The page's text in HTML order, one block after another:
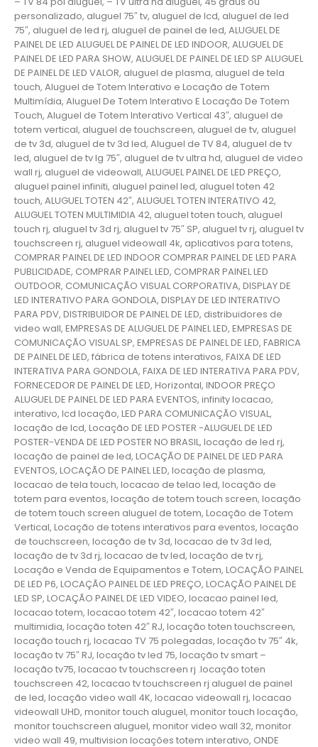
personalizado, aluguel 75″ tv, aluguel de lcd, aluguel de led
75″, aluguel de led rj, aluguel de painel de led, ALUGUEL DE
PAINEL DE LED ALUGUEL DE PAINEL DE LED INDOOR, ALUGUEL DE
PAINEL DE LED PARA SHOW, ALUGUEL DE PAINEL DE LED SP ALUGUEL
DE PAINEL DE LED VALOR, aluguel de plasma, aluguel de tela
touch, Aluguel de Totem Interativo e Locação de Totem
Multimídia, Aluguel De Totem Interativo E Locação De Totem
Touch, Aluguel de Totem Interativo Vertical 43″, aluguel de
totem vertical, aluguel de touchscreen, aluguel de tv, aluguel
de tv 3d, aluguel de tv 3d led, Aluguel de TV 84, aluguel de tv
led, aluguel de tv lg 75″, aluguel de tv ultra hd, aluguel de video
wall rj, aluguel de videowall, ALUGUEL PAINEL DE LED PREÇO,
aluguel painel infiniti, aluguel painel led, aluguel toten 42
touch, ALUGUEL TOTEN 42″, ALUGUEL TOTEN INTERATIVO 42,
ALUGUEL TOTEN MULTIMIDIA 42, aluguel toten touch, aluguel
touch rj, aluguel tv 3d rj, aluguel tv 75″ SP, aluguel tv rj, aluguel tv
touchscreen rj, aluguel videowall 4k, aplicativos para totens,
COMPRAR PAINEL DE LED INDOOR COMPRAR PAINEL DE LED PARA
PUBLICIDADE, COMPRAR PAINEL LED, COMPRAR PAINEL LED
OUTDOOR, COMUNICAÇÃO VISUAL CORPORATIVA, DISPLAY DE
LED INTERATIVO PARA GONDOLA, DISPLAY DE LED INTERATIVO
PARA PDV, DISTRIBUIDOR DE PAINEL DE LED, distribuidores de
video wall, EMPRESAS DE ALUGUEL DE PAINEL LED, EMPRESAS DE
COMUNICAÇÃO VISUAL SP, EMPRESAS DE PAINEL DE LED, FABRICA
DE PAINEL DE LED, fábrica de totens interativos, FAIXA DE LED
INTERATIVA PARA GONDOLA, FAIXA DE LED INTERATIVA PARA PDV,
FORNECEDOR DE PAINEL DE LED, Horizontal, INDOOR PREÇO
ALUGUEL DE PAINEL DE LED PARA EVENTOS, infinity locacao,
interativo, lcd locação, LED PARA COMUNICAÇÃO VISUAL,
locação de lcd, Locação DE LED POSTER -ALUGUEL DE LED
POSTER-VENDA DE LED POSTER NO BRASIL, locação de led rj,
locação de painel de led, LOCAÇÃO DE PAINEL DE LED PARA
EVENTOS, LOCAÇÃO DE PAINEL LED, locação de plasma,
locacao de tela touch, locacao de telao led, locação de
totem para eventos, locação de totem touch screen, locação
de totem touch screen aluguel de totem, Locação de Totem
Vertical, Locação de totens interativos para eventos, locação
de touchscreen, locação de tv 3d, locacao de tv 3d led,
locação de tv 3d rj, locacao de tv led, locação de tv rj,
Locação e Venda de Equipamentos e Totem, LOCAÇÃO PAINEL
DE LED P6, LOCAÇÃO PAINEL DE LED PREÇO, LOCAÇÃO PAINEL DE
LED SP, LOCAÇÃO PAINEL DE LED VIDEO, locacao painel led,
locacao totem, locacao totem 42″, locacao totem 42″
multimidia, locação toten 42″ RJ, locação toten touchscreen,
locação touch rj, locacao TV 75 polegadas, locação tv 75″ 4k,
locação tv 75″ RJ, locação tv led 75, locação tv smart –
locação tv75, locacao tv touchscreen rj .locação toten
touchscreen 42, locacao tv touchscreen rj aluguel de painel
de led, locação video wall 4K, locacao videowall rj, locacao
videowall UHD, monitor touch aluguel, monitor touch locação,
monitor touchscreen aluguel, monitor video wall 32, monitor
video wall 49, multivision locações totem interativo, ONDE